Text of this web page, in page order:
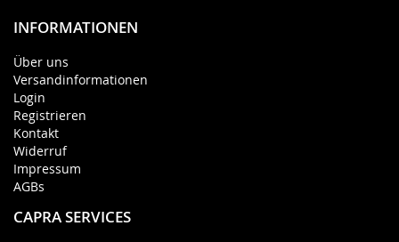
INFORMATIONEN
Über uns
Versandinformationen
Login
Registrieren
Kontakt
Widerruf
Impressum
AGBs
CAPRA SERVICES